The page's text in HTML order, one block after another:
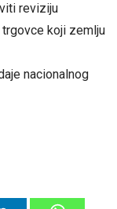
reviziju
koji zemlju
nacionalnog